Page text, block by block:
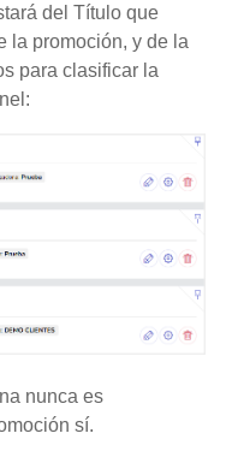
del Título que
la promoción, y de la
para clasificar la
nunca es
sí.